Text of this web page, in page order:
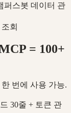
퍼스봇 데이터 관
회
= 100+
번에 사용 가능.
30줄 + 토큰 관